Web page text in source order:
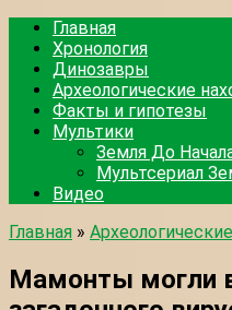
Перейти
контенту
Главная
Хронология
Динозавры
Археологические
Факты и гипотезы
Мультики
Земля До
Мультсериал
Видео
Главная »
Мамонты могли